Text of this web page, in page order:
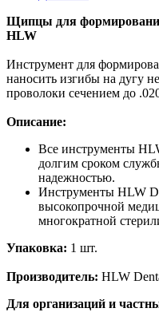
Щипцы для
HLW
Инструмент для
наносить изгибы на дугу
проволоки сечением до
Описание:
Все инструменты
долгим сроком
надежностью.
Инструменты HLW
высокопрочной
многократной
Упаковка: 1 шт.
Производитель: HLW
Для организаций и